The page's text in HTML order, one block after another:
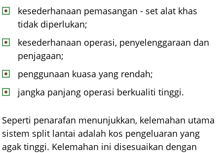
kesederhanaan pemasangan - set alat khas
tidak diperlukan;
kesederhanaan operasi, penyelenggaraan dan
penjagaan;
penggunaan kuasa yang rendah;
jangka panjang operasi berkualiti tinggi.
Seperti penarafan menunjukkan, kelemahan utama
sistem split lantai adalah kos pengeluaran yang
agak tinggi. Kelemahan ini disesuaikan dengan